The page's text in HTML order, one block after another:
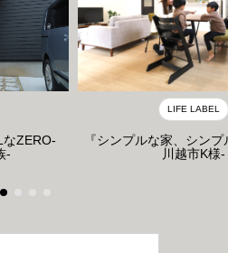
なZERO-
-
LIFE LABEL
『シンプルな家、シン
川越市K様-